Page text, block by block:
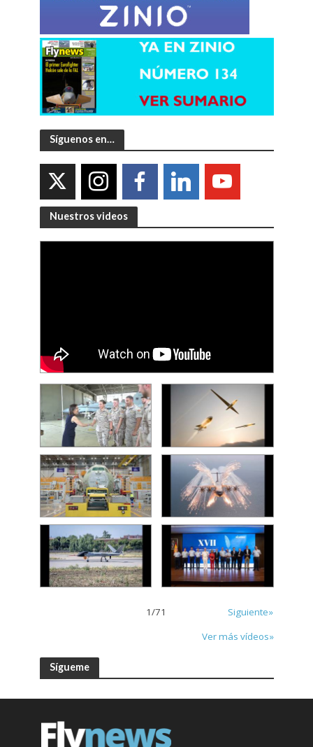
Síguenos en…
Nuestros videos
1/71
Siguiente»
Ver más vídeos»
Sígueme